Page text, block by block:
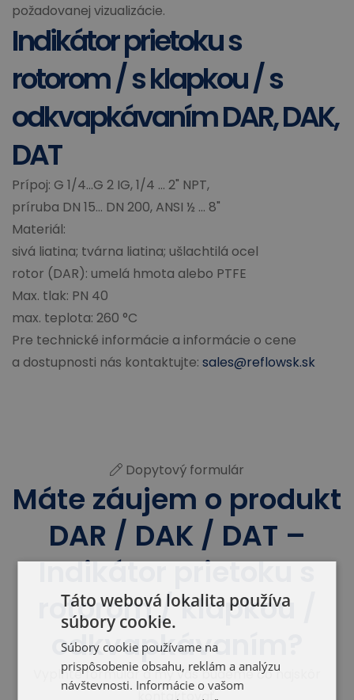
požadovanej vizualizácie.
Indikátor prietoku s
rotorom / s klapkou / s
odkvapkávaním DAR, DAK,
DAT
Prípoj: G 1/4...G 2 IG, 1/4 ... 2" NPT,
príruba DN 15... DN 200, ANSI ½ … 8"
Materiál:
sivá liatina; tvárna liatina; ušlachtilá ocel
rotor (DAR): umelá hmota alebo PTFE
Max. tlak: PN 40
max. teplota: 260 °C
Pre technické informácie a informácie o cene
a dostupnosti nás kontaktujte: sales@reflowsk.sk
Dopytový formulár
Máte záujem o produkt
DAR / DAK / DAT –
Indikátor prietoku s
rotorom / klapkou /
odkvapkávaním?
Vyplňte formulár a my vás budeme čo najskôr
kontaktovať.
Táto webová lokalita používa
súbory cookie.
Súbory cookie používame na
prispôsobenie obsahu, reklám a analýzu
návštevnosti. Informácie o vašom